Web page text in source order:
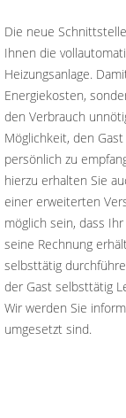
Die neue
Ihnen die
Heizungsanlage.
Energiekosten,
den Verbrauch
Möglichkeit, den
persönlich zu
hierzu erhalten Sie
einer erweiterten
möglich sein, dass
seine Rechnung
selbsttätig
der Gast selbsttätig
Wir werden Sie
umgesetzt sind.